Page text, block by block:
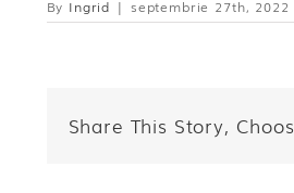
By Ingrid | septembrie 27th, 2022
Share This Story,